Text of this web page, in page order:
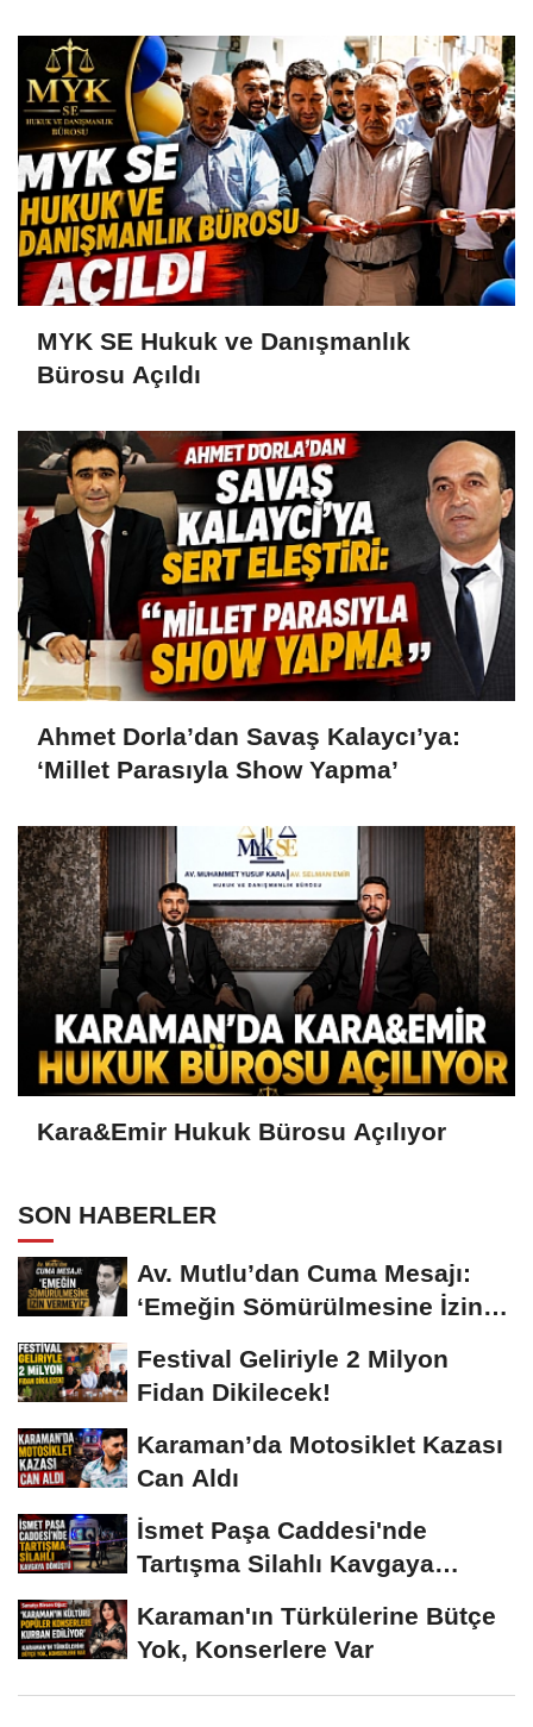
MYK SE Hukuk ve Danışmanlık
Bürosu Açıldı
Ahmet Dorla’dan Savaş Kalaycı’ya:
‘Millet Parasıyla Show Yapma’
Kara&Emir Hukuk Bürosu Açılıyor
SON HABERLER
Av. Mutlu’dan Cuma Mesajı:
‘Emeğin Sömürülmesine İzin
Festival Geliriyle 2 Milyon
Fidan Dikilecek!
Karaman’da Motosiklet Kazası
Can Aldı
İsmet Paşa Caddesi'nde
Tartışma Silahlı Kavgaya
Karaman'ın Türkülerine Bütçe
Yok, Konserlere Var